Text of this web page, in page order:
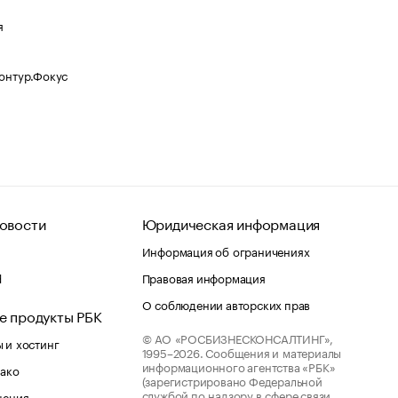
продукты РБК
хостинг
Юридическая информация
Информация об ограничениях
Правовая информация
О соблюдении авторских прав
© АО «РОСБИЗНЕСКОНСАЛТИНГ»,
1995–2026. Сообщения и материалы
информационного агентства «РБК»
(зарегистрировано Федеральной
службой по надзору в сфере связи,